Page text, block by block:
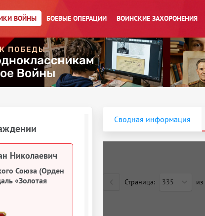
ВОЙНЫ БОЕВЫЕ ОПЕРАЦИИ ВОИНСКИЕ ЗАХОРОНЕНИЯ
Николаевич
пункты и
Николаевич
Союза (Орден
«Золотая
Сводная информация
Страница: 335 из